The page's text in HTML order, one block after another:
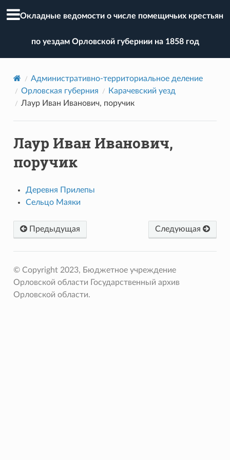
Окладные ведомости о числе помещичьих крестьян
по уездам Орловской губернии на 1858 год
Административно-территориальное деление
Орловская губерния
Карачевский уезд
Лаур Иван Иванович, поручик
Лаур Иван Иванович,
поручик
Деревня Прилепы
Сельцо Маяки
Предыдущая Следующая
© Copyright 2023, Бюджетное учреждение
Орловской области Государственный архив
Орловской области.